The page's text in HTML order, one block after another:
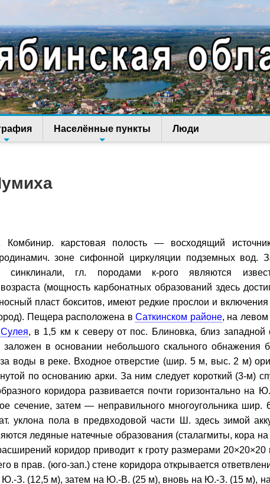
Населённые пункты Люди
карстовая полость — восходящий
зоне сифонной циркуляции подземных вод.
синклинали, гл. породами к-рого являются
возраста (мощность карбонатных образований здесь
пласт бокситов, имеют редкие прослои и
Пещера расположена вСаткинском районе, на левом
Сулея, в 1,5 км к северу от пос. Блиновка, близ западной
в основании небольшого скального обнажения
воды в реке. Входное отверстие (шир. 5 м, выс. 2 м)
по основанию арки. За ним следует короткий (3-м)
коридора развивается почти горизонтально на
сечение, затем — неправильного многоугольника
уклона пола в предвходовой части Ш. здесь зимой
ледяные натечные образования (сталагмиты, кора
коридор приводит к гроту размерами
в прав. (юго-зап.) стене коридора открывается
Ю.-З. (12,5 м), затем на Ю.-В. (25 м), вновь на Ю.-З. (15 м),